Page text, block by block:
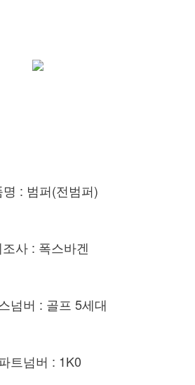
: 범퍼(전범퍼)
사 : 폭스바겐
넘버 : 골프 5세대
트넘버 : 1K0